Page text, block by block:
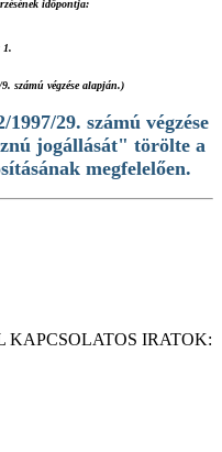
időpontja:
1.
számú végzése alapján.)
29. számú végzése
jogállását" törölte a
megfelelően.
IRATOK: